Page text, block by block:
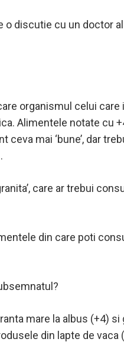
discutie cu un doctor al
organismul celui
Alimentele notate cu
mai ‘bune’, dar
care ar trebui
din care poti
mare la albus (+4) si
din lapte de vaca